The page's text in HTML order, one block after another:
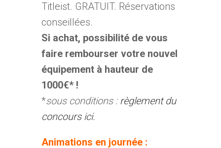
Titleist. GRATUIT. Réservations
conseillées.
Si achat, possibilité de vous
faire rembourser votre nouvel
équipement à hauteur de
1000€* !
*sous conditions :règlement du
concours ici.
Animations en journée :